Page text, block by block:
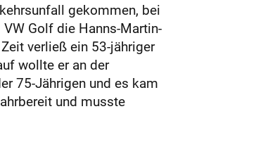
gekommen, bei
Golf die Hanns-Martin-
verließ ein 53-jähriger
wollte er an der
75-Jährigen und es kam
und musste